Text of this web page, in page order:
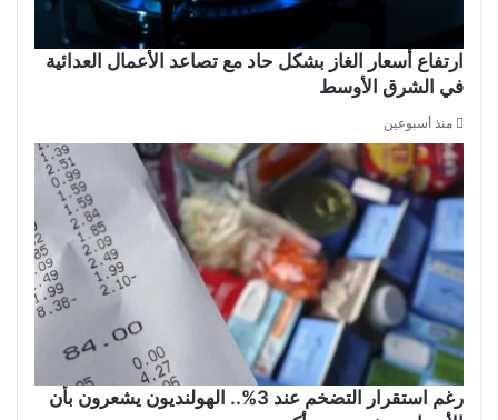
ارتفاع أسعار الغاز بشكل حاد مع تصاعد الأعمال العدائية
في الشرق الأوسط
منذ أسبوعين
رغم استقرار التضخم عند 3%.. الهولنديون يشعرون بأن